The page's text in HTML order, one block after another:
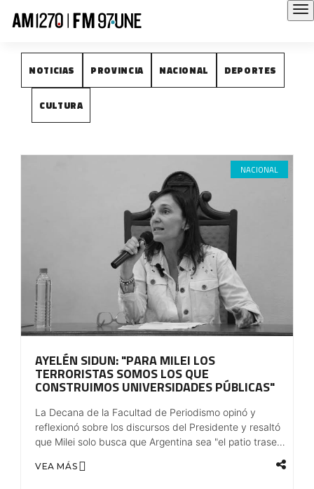
NOTICIAS
NOTICIAS PROVINCIA NACIONAL DEPORTES
CULTURA
NACIONAL
AYELÉN SIDUN: "PARA MILEI LOS
TERRORISTAS SOMOS LOS QUE
CONSTRUIMOS UNIVERSIDADES PÚBLICAS"
La Decana de la Facultad de Periodismo opinó y
reflexionó sobre los discursos del Presidente y resaltó
que Milei solo busca que Argentina sea "el patio trasero
VEA MÁS